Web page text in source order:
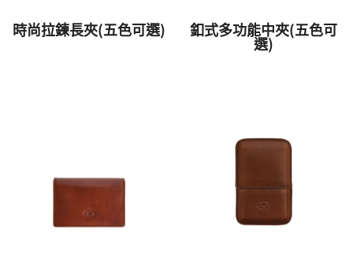
時尚拉鍊長夾(五色可選) 釦式多功能中夾(五色可
選)